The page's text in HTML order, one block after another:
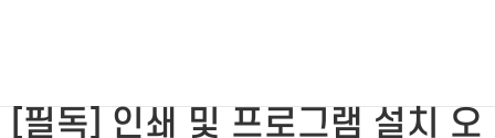
[필독] 인쇄 및 프로그램 설치 오